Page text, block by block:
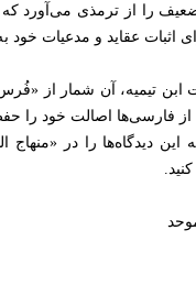
را از ترمذی می‌آورد
اثبات عقاید و مدعیات
ابن تیمیه، آن شمار از
از فارسی‌ها اصالت خود را
این دیدگاه‌ها را در